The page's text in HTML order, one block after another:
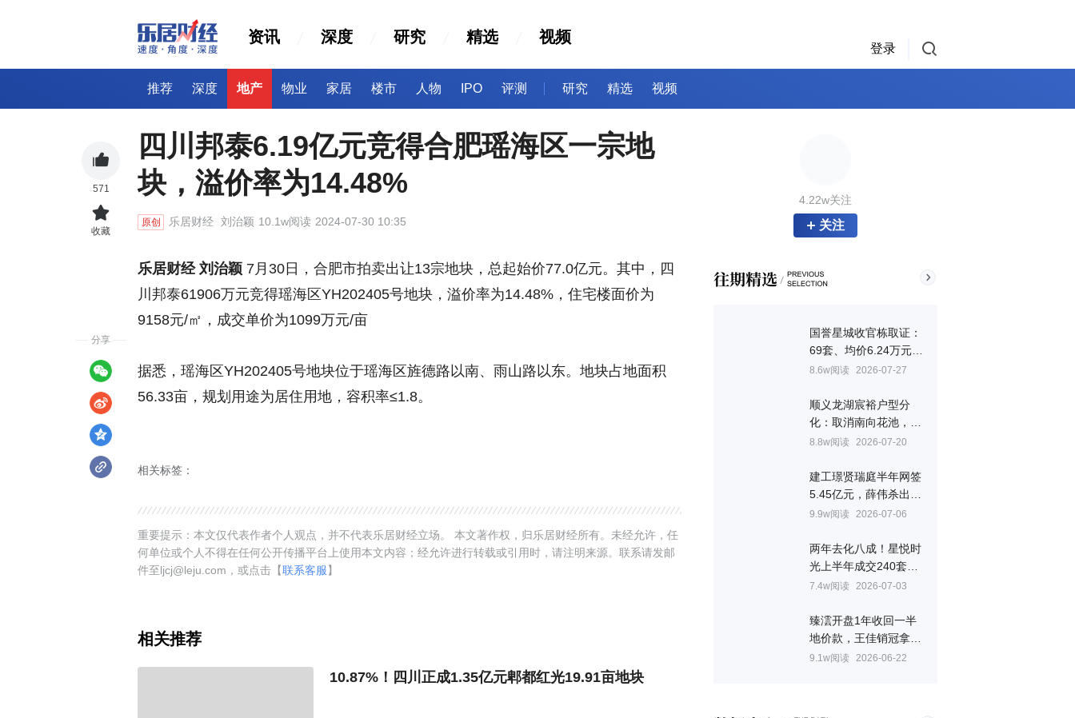
资讯 深度 研究 精选 视频
登录
推荐 深度 地产 物业 家居 楼市 人物 IPO 评测 研究 精选 视频
4.22w关注
关注
国誉星城收官栋取证：
69套、均价6.24万元/
㎡
8.6w阅读 2026-07-27
顺义龙湖宸裕户型分
化：取消南向花池，全
景舱边厅成最大看点
8.8w阅读 2026-07-20
建工璟贤瑞庭半年网签
5.45亿元，薛伟杀出重
围拿下房山销冠
9.9w阅读 2026-07-06
两年去化八成！星悦时
光上半年成交240套，
韩跃联手叶晨拿下顺义
7.4w阅读 2026-07-03
臻澐开盘1年收回一半
地价款，王佳销冠拿到
手软
9.1w阅读 2026-06-22
四川邦泰6.19亿元竞得合肥瑶海区一宗地
块，溢价率为14.48%
原创 乐居财经 刘治颖 10.1w阅读 2024-07-30 10:35
乐居财经 刘治颖 7月30日，合肥市拍卖出让13宗地块，总起始价77.0亿元。其中，四
川邦泰61906万元竞得瑶海区YH202405号地块，溢价率为14.48%，住宅楼面价为
9158元/㎡，成交单价为1099万元/亩
据悉，瑶海区YH202405号地块位于瑶海区旌德路以南、雨山路以东。地块占地面积
56.33亩，规划用途为居住用地，容积率≤1.8。
相关标签：
重要提示：本文仅代表作者个人观点，并不代表乐居财经立场。 本文著作权，归乐居财经所有。未经允许，任
何单位或个人不得在任何公开传播平台上使用本文内容；经允许进行转载或引用时，请注明来源。联系请发邮
件至ljcj@leju.com，或点击【联系客服】
相关推荐
10.87%！四川正成1.35亿元郫都红光19.91亩地块
571
收藏
分享